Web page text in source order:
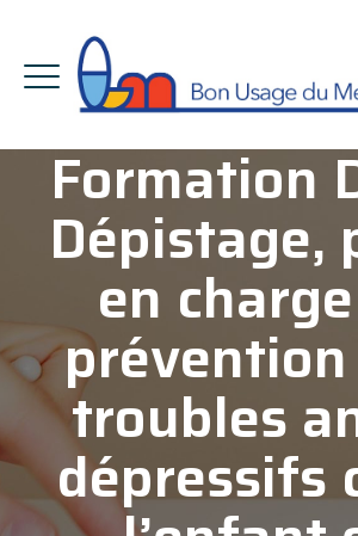
Formation
Dépistage,
en
troubles
dépressifs